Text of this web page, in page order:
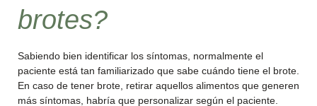
brotes?
Sabiendo bien identificar los síntomas, normalmente el
paciente está tan familiarizado que sabe cuándo tiene el brote.
En caso de tener brote, retirar aquellos alimentos que generen
más síntomas, habría que personalizar según el paciente.